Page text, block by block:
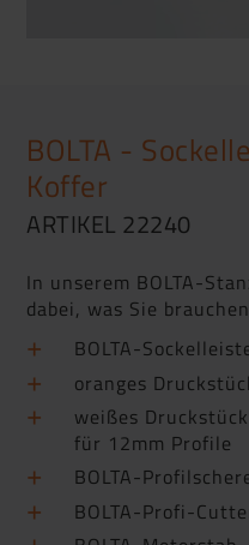
BOLTA -
Koffer
ARTIKEL 22240
In unserem BOLTA-
dabei, was Sie
BOLTA-
oranges
weißes
für 12mm Profile
BOLTA-
BOLTA-Profi-